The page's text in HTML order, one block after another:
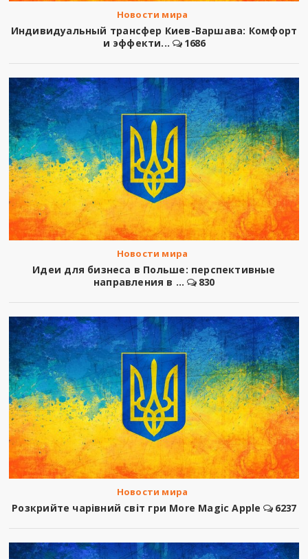
Новости мира
Индивидуальный трансфер Киев-Варшава: Комфорт
и эффекти...
1686
Новости мира
Идеи для бизнеса в Польше: перспективные
направления в ...
830
Новости мира
Розкрийте чарівний світ гри More Magic Apple 6237